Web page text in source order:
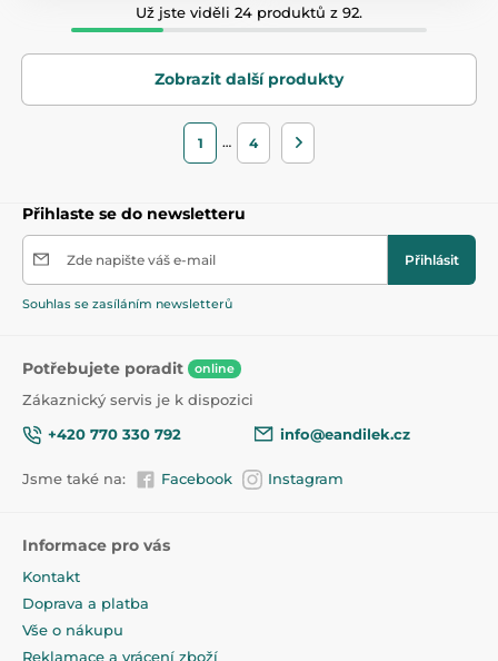
Už jste viděli 24 produktů z 92.
Zobrazit další produkty
1 … 4
Přihlaste se do newsletteru
Zde napište váš e-mail Přihlásit
Souhlas se zasíláním newsletterů
Potřebujete poradit online
Zákaznický servis je k dispozici
+420 770 330 792
info@eandilek.cz
Jsme také na: Facebook Instagram
Informace pro vás
Kontakt
Doprava a platba
Vše o nákupu
Reklamace a vrácení zboží